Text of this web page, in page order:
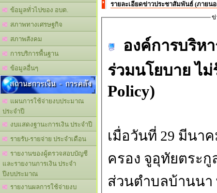
ข้อมูลทั่วไปของ อบต.
สภาพทางเศรษฐกิจ
สภาพสังคม
การบริการพื้นฐาน
ข้อมูลอื่นๆ
สถานะการเงิน - การคลัง
แผนการใช้จ่ายงบประมาณ
ประจำปี
งบแสดงฐานะการเงิน ประจำปี
รายรับ-รายจ่าย ประจำเดือน
รายงานของผู้ตรวจสอบบัญชี
และรายงานการเงิน ประจำ
ปีงบประมาณ
รายงานผลการใช้จ่ายงบ
รายละเอียดข่าวประชาสัมพันธ์ (ภายน
ข่
องค์การบริห
ร่วมนโยบาย ไ
Policy)
เมื่อวันที่ 29 มีนา
ครอง จูอุทัยตระ
ส่วนตำบลบ้านน